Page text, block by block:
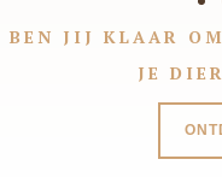
BEN JIJ KLAAR
JE